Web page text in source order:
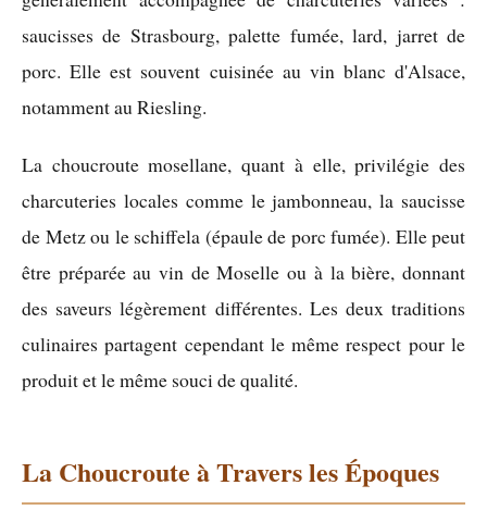
saucisses de Strasbourg, palette fumée, lard, jarret de
porc. Elle est souvent cuisinée au vin blanc d'Alsace,
notamment au Riesling.
La choucroute mosellane, quant à elle, privilégie des
charcuteries locales comme le jambonneau, la saucisse
de Metz ou le schiffela (épaule de porc fumée). Elle peut
être préparée au vin de Moselle ou à la bière, donnant
des saveurs légèrement différentes. Les deux traditions
culinaires partagent cependant le même respect pour le
produit et le même souci de qualité.
La Choucroute à Travers les Époques